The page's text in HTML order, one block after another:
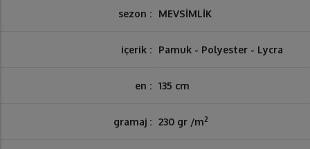
sezon : MEVSİMLİK
içerik : Pamuk - Polyester - Lycra
en : 135 cm
gramaj : 230 gr /m2